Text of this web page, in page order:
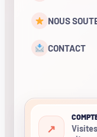
NOUS
CONTACT